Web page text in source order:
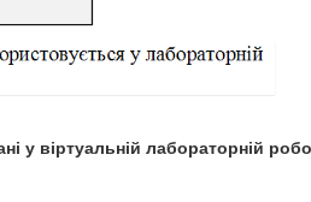
у віртуальній лабораторній